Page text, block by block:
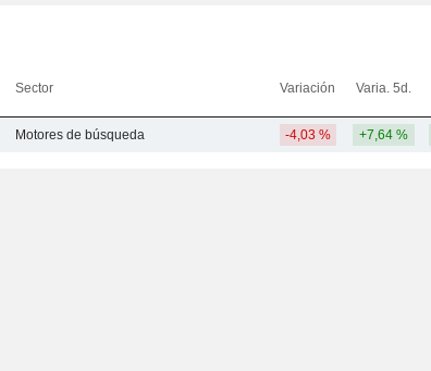
Sector Variación Varia. 5d.
Motores de búsqueda -4,03 % +7,64 %